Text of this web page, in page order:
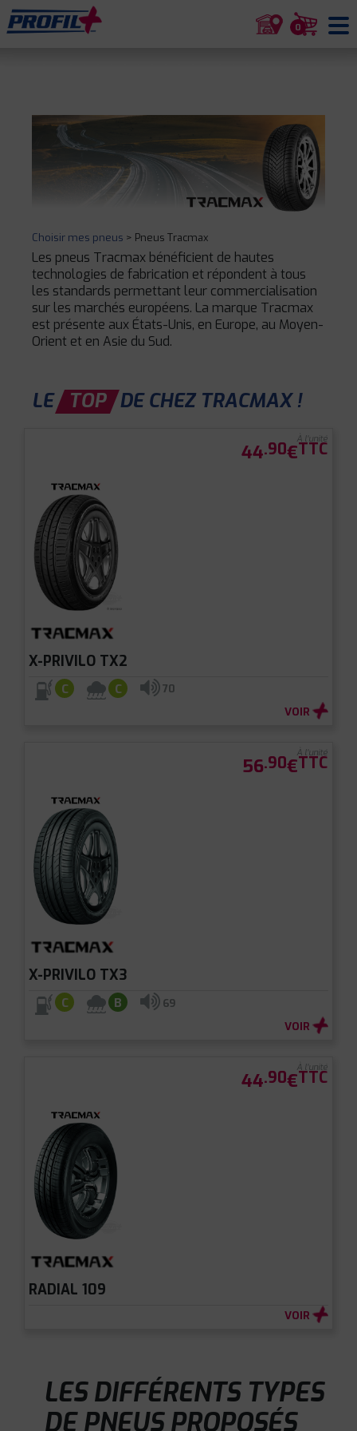
0
Choisir mes pneus > Pneus Tracmax
Les pneus Tracmax bénéficient de hautes
technologies de fabrication et répondent à tous
les standards permettant leur commercialisation
sur les marchés européens. La marque Tracmax
est présente aux États-Unis, en Europe, au Moyen-
Orient et en Asie du Sud.
LE TOP DE CHEZ TRACMAX !
À l'unité
44.90€TTC
X-PRIVILO TX2
C C
70
VOIR
À l'unité
56.90€TTC
X-PRIVILO TX3
C B
69
VOIR
À l'unité
44.90€TTC
RADIAL 109
VOIR
LES DIFFÉRENTS TYPES
DE PNEUS PROPOSÉS